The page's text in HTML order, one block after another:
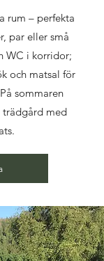
rum – perfekta
par eller små
WC i korridor;
och matsal för
sommaren
trädgård med